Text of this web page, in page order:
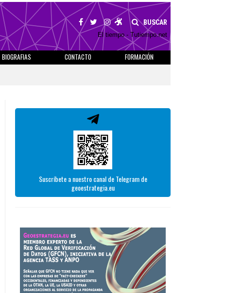
BUSCAR
El tiempo - Tutiempo.net
BIOGRAFIAS CONTACTO
FORMACIÓN
Suscríbete a nuestro canal de Telegram de
geoestrategia.eu